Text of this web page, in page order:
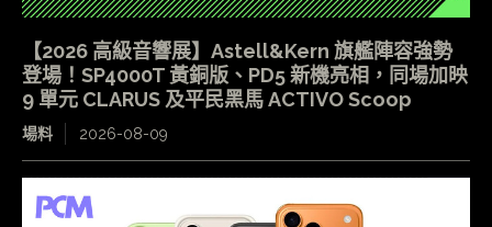
【2026 高級音響展】Astell&Kern 旗艦陣容強勢
登場！SP4000T 黃銅版、PD5 新機亮相，同場加映
9 單元 CLARUS 及平民黑馬 ACTIVO Scoop
場料 2026-08-09